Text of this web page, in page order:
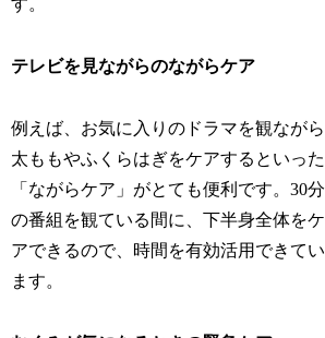
す。
テレビを見ながらのながらケア
例えば、お気に入りのドラマを観ながら
太ももやふくらはぎをケアするといった
「ながらケア」がとても便利です。30分
の番組を観ている間に、下半身全体をケ
アできるので、時間を有効活用できてい
ます。